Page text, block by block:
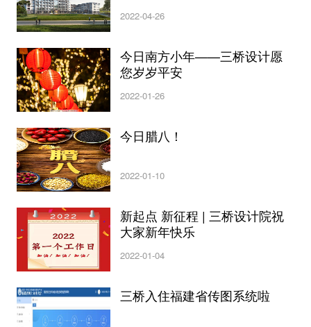
2022-04-26
今日南方小年——三桥设计愿
您岁岁平安
2022-01-26
今日腊八！
2022-01-10
新起点 新征程 | 三桥设计院祝
大家新年快乐
2022-01-04
三桥入住福建省传图系统啦